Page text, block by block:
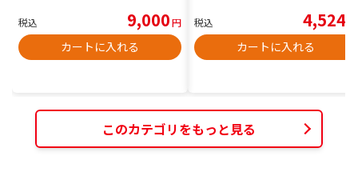
税込 9,000円
カートに入れる
税込 4,524
カートに入れる
このカテゴリをもっと見る